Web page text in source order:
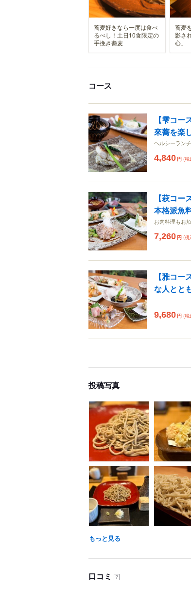
蕎麦好きなら一度は食べ
るべし！土日10食限定の
手挽き蕎麦
蕎麦
影さ
心」
コース
【雫コ
來蕎を楽
ヘルシーラン
4,840 円 (税
【萩コ
本格派魚
お肉料理もお
7,260 円 (税
【雅コ
な人とと
9,680 円 (税
投稿写真
もっと見る
口コミ ？